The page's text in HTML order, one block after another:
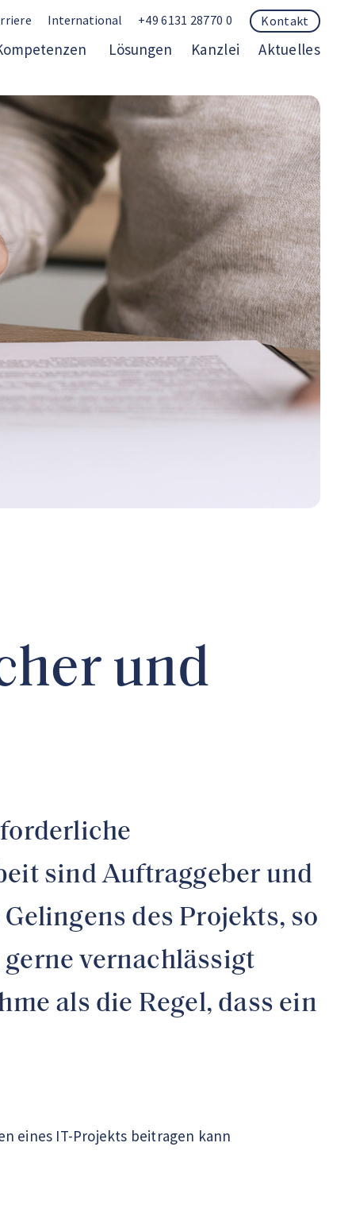
International +49 6131 28770 0 Kontakt
Lösungen Kanzlei Aktuelles
und
sind Auftraggeber und
des Projekts, so
vernachlässigt
als die Regel, dass ein
eines IT-Projekts beitragen kann